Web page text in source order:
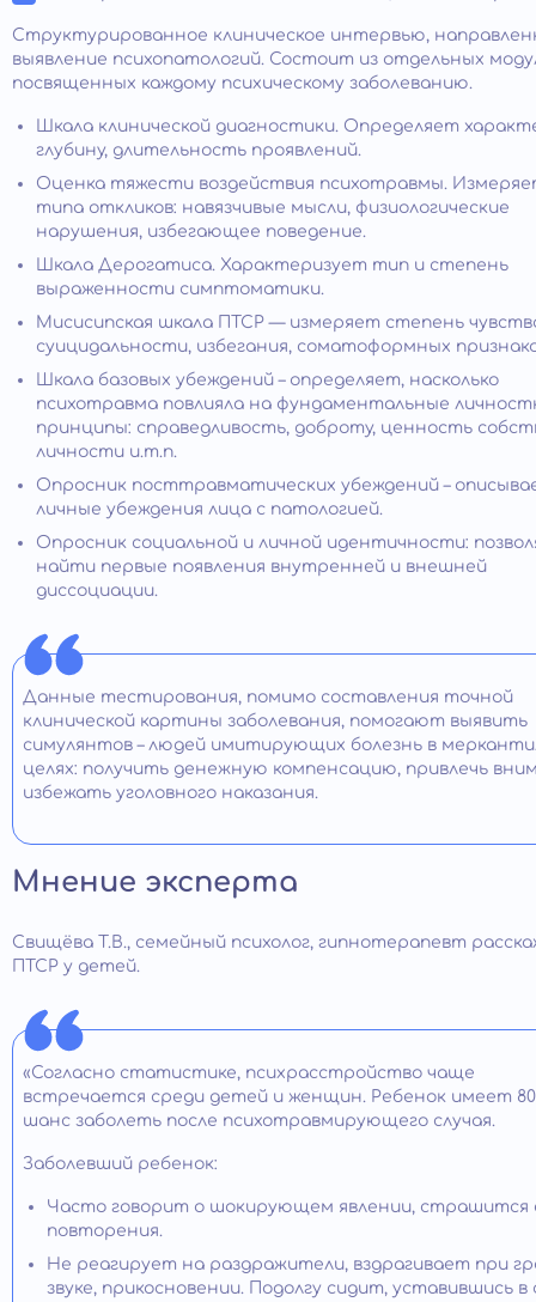
Структурированное клиническое интервью,
выявление психопатологий. Состоит из отдельных
посвященных каждому психическому заболеванию.
Шкала клинической диагностики. Определяет
глубину, длительность проявлений.
Оценка тяжести воздействия психотравмы.
типа откликов: навязчивые мысли, физиологические
нарушения, избегающее поведение.
Шкала Дерогатиса. Характеризует тип и степень
выраженности симптоматики.
Мисисипская шкала ПТСР — измеряет степень
суицидальности, избегания, соматоформных
Шкала базовых убеждений – определяет, насколько
психотравма повлияла на фундаментальные
принципы: справедливость, доброту, ценность
личности и.т.п.
Опросник посттравматических убеждений –
личные убеждения лица с патологией.
Опросник социальной и личной идентичности:
найти первые появления внутренней и внешней
диссоциации.
Данные тестирования, помимо составления точной
клинической картины заболевания, помогают выявить
симулянтов – людей имитирующих болезнь в
целях: получить денежную компенсацию, привлечь
избежать уголовного наказания.
Мнение эксперта
Свищёва Т.В., семейный психолог, гипнотерапевт
ПТСР у детей.
«Согласно статистике, психрасстройство чаще
встречается среди детей и женщин. Ребенок имеет
шанс заболеть после психотравмирующего случая.
Заболевший ребенок:
Часто говорит о шокирующем явлении, страшится
повторения.
Не реагирует на раздражители, вздрагивает при
звуке, прикосновении. Подолгу сидит, уставившись в